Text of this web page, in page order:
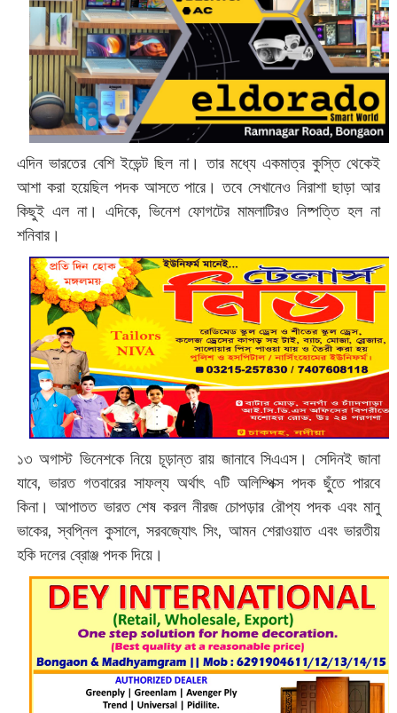
এদিন ভারতের বেশি ইভেন্ট ছিল না। তার মধ্যে একমাত্র কুস্তি থেকেই
আশা করা হয়েছিল পদক আসতে পারে। তবে সেখানেও নিরাশা ছাড়া আর
কিছুই এল না। এদিকে, ভিনেশ ফোগটের মামলাটিরও নিষ্পত্তি হল না
শনিবার।
১৩ অগাস্ট ভিনেশকে নিয়ে চূড়ান্ত রায় জানাবে সিএএস। সেদিনই জানা
যাবে, ভারত গতবারের সাফল্য অর্থাৎ ৭টি অলিম্পিক্স পদক ছুঁতে পারবে
কিনা। আপাতত ভারত শেষ করল নীরজ চোপড়ার রৌপ্য পদক এবং মানু
ভাকের, স্বপ্নিল কুসালে, সরবজ্যোৎ সিং, আমন শেরাওয়াত এবং ভারতীয়
হকি দলের ব্রোঞ্জ পদক দিয়ে।